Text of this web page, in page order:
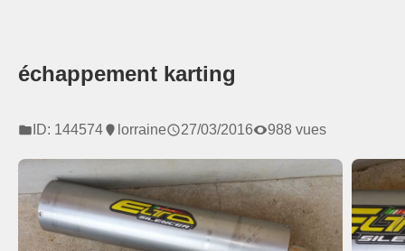
échappement karting
ID: 144574 lorraine 27/03/2016 988 vues